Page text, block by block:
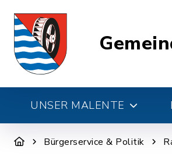
UNSER MALENTE
Bürgerservice & Politik